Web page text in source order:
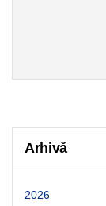
Arhivă
2026